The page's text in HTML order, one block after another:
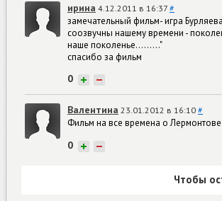
ирина 4.12.2011 в 16:37 #
замечательный фильм- игра
соозвучны нашему времени -
наше поколенье........."
спасибо за фильм
0 + −
Валентина 23.01.2012 в 16:10 #
Фильм на все времена о Лермонтове
0 + −
Чтобы